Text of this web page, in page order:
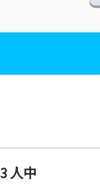
人中